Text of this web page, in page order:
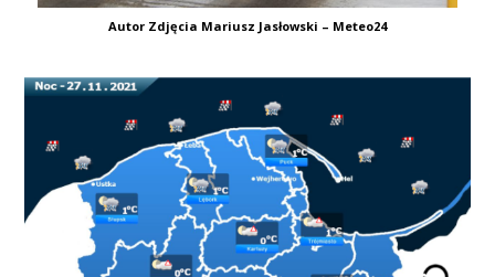
Autor Zdjęcia Mariusz Jasłowski – Meteo24